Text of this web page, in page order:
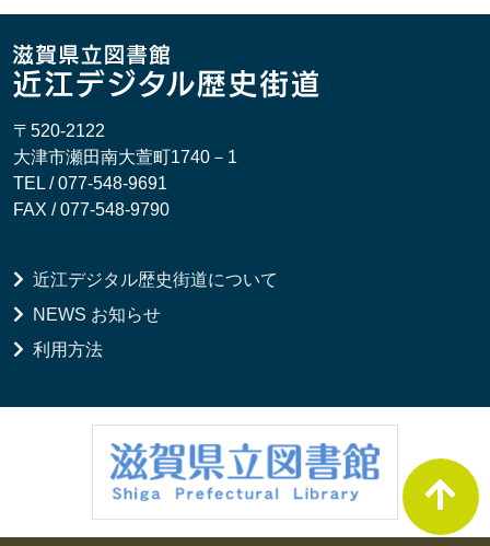
〒520-2122
大津市瀬田南大萱町1740－1
TEL / 077-548-9691
FAX / 077-548-9790
近江デジタル歴史街道について
NEWS お知らせ
利用方法